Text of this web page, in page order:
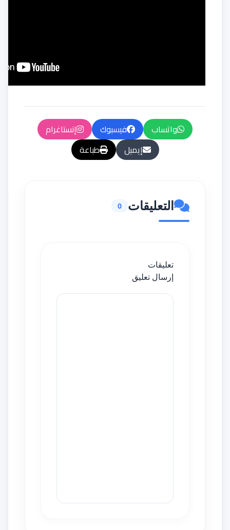
واتساب فيسبوك
إنستاغرام
إيميل
طباعة
التعليقات 0
تعليقات
إرسال تعليق